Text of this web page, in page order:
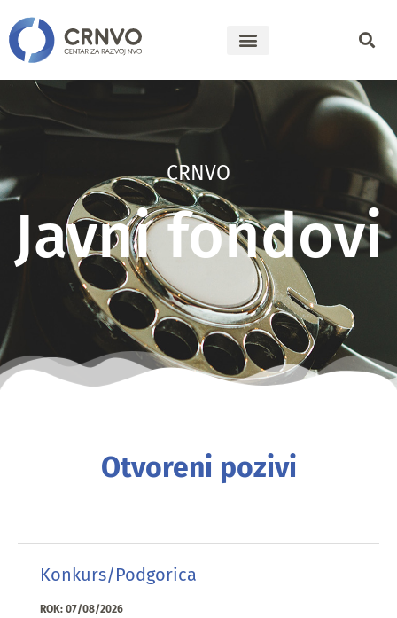
CRNVO
Javni fondovi
Otvoreni pozivi
Konkurs/Podgorica
ROK: 07/08/2026